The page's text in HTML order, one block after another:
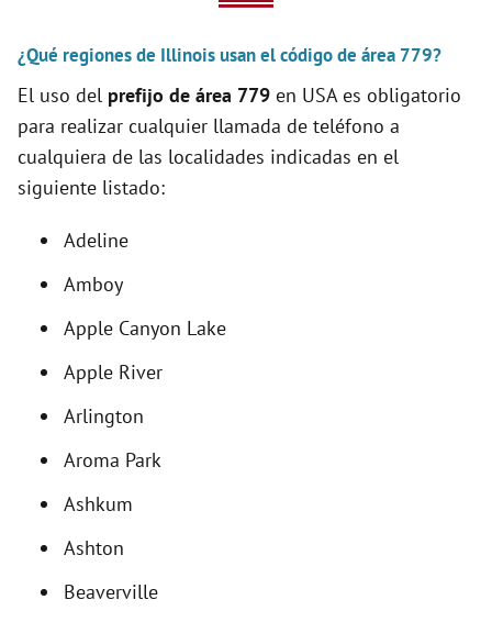
i
d
¿Qué regiones de Illinois usan el código de área 779?
El uso del prefijo de área 779 en USA es obligatorio
para realizar cualquier llamada de teléfono a
cualquiera de las localidades indicadas en el
siguiente listado:
Adeline
Amboy
Apple Canyon Lake
Apple River
Arlington
Aroma Park
Ashkum
Ashton
Beaverville